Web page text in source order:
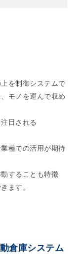
を制御システムで
モノを運んで収め
目される
種での活用が期待
することも特徴
ます。
倉庫システム